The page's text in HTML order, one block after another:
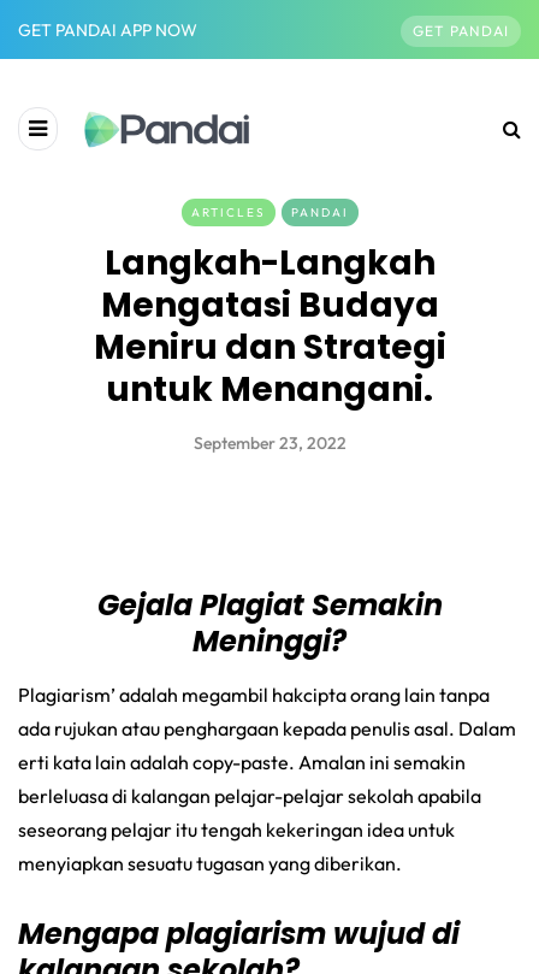
GET PANDAI APP NOW GET PANDAI
ARTICLES PANDAI
Langkah-Langkah
Mengatasi Budaya
Meniru dan Strategi
untuk Menangani.
September 23, 2022
Gejala Plagiat Semakin
Meninggi?
Plagiarism’ adalah megambil hakcipta orang lain tanpa
ada rujukan atau penghargaan kepada penulis asal. Dalam
erti kata lain adalah copy-paste. Amalan ini semakin
berleluasa di kalangan pelajar-pelajar sekolah apabila
seseorang pelajar itu tengah kekeringan idea untuk
menyiapkan sesuatu tugasan yang diberikan.
Mengapa plagiarism wujud di